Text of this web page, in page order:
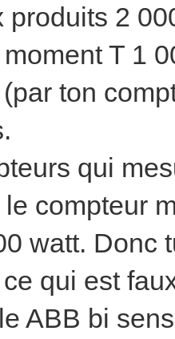
produits 2
T 1
ton
qui
compteur
watt. Donc
qui est
ABB bi